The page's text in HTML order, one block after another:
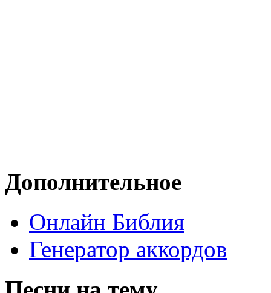
Дополнительное
Онлайн Библия
Генератор аккордов